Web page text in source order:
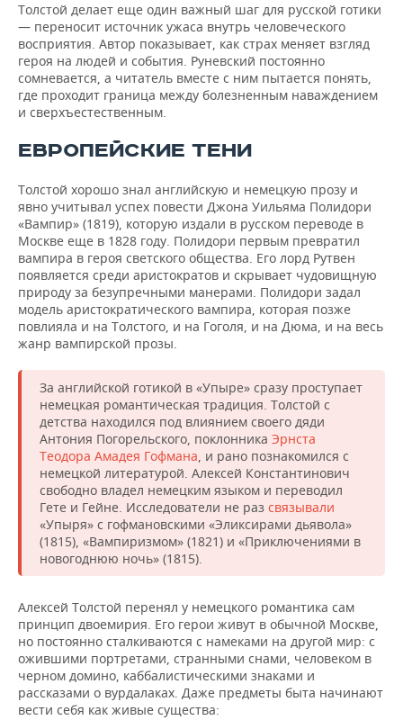
Толстой делает еще один важный шаг для русской готики
— переносит источник ужаса внутрь человеческого
восприятия. Автор показывает, как страх меняет взгляд
героя на людей и события. Руневский постоянно
сомневается, а читатель вместе с ним пытается понять,
где проходит граница между болезненным наваждением
и сверхъестественным.
ЕВРОПЕЙСКИЕ ТЕНИ
Толстой хорошо знал английскую и немецкую прозу и
явно учитывал успех повести Джона Уильяма Полидори
«Вампир» (1819), которую издали в русском переводе в
Москве еще в 1828 году. Полидори первым превратил
вампира в героя светского общества. Его лорд Рутвен
появляется среди аристократов и скрывает чудовищную
природу за безупречными манерами. Полидори задал
модель аристократического вампира, которая позже
повлияла и на Толстого, и на Гоголя, и на Дюма, и на весь
жанр вампирской прозы.
За английской готикой в «Упыре» сразу проступает
немецкая романтическая традиция. Толстой с
детства находился под влиянием своего дяди
Антония Погорельского, поклонника Эрнста
Теодора Амадея Гофмана, и рано познакомился с
немецкой литературой. Алексей Константинович
свободно владел немецким языком и переводил
Гете и Гейне. Исследователи не раз связывали
«Упыря» с гофмановскими «Эликсирами дьявола»
(1815), «Вампиризмом» (1821) и «Приключениями в
новогоднюю ночь» (1815).
Алексей Толстой перенял у немецкого романтика сам
принцип двоемирия. Его герои живут в обычной Москве,
но постоянно сталкиваются с намеками на другой мир: с
ожившими портретами, странными снами, человеком в
черном домино, каббалистическими знаками и
рассказами о вурдалаках. Даже предметы быта начинают
вести себя как живые существа: